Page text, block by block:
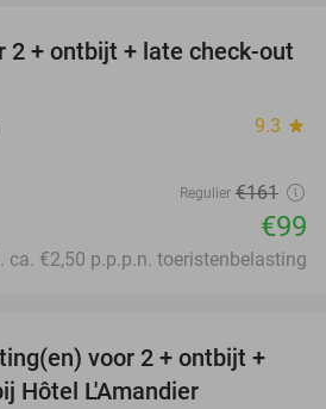
39%
2 + ontbijt + late check-out
9.3 star
Regulier €161
€99
ca. €2,50 p.p.p.n. toeristenbelasting
32%
voor 2 + ontbijt +
Hôtel L'Amandier